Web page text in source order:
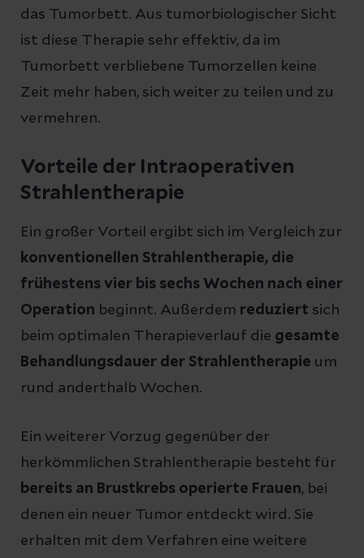
das Tumorbett. Aus tumorbiologischer Sicht
ist diese Therapie sehr effektiv, da im
Tumorbett verbliebene Tumorzellen keine
Zeit mehr haben, sich weiter zu teilen und zu
vermehren.
Vorteile der Intraoperativen
Strahlentherapie
Ein großer Vorteil ergibt sich im Vergleich zur
konventionellen Strahlentherapie, die
frühestens vier bis sechs Wochen nach einer
Operation beginnt. Außerdem reduziert sich
beim optimalen Therapieverlauf die gesamte
Behandlungsdauer der Strahlentherapie um
rund anderthalb Wochen.
Ein weiterer Vorzug gegenüber der
herkömmlichen Strahlentherapie besteht für
bereits an Brustkrebs operierte Frauen, bei
denen ein neuer Tumor entdeckt wird. Sie
erhalten mit dem Verfahren eine weitere